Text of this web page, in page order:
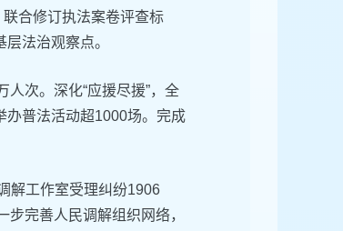
合修订执法案卷评查标
法治观察点。
人次。深化“应援尽援”，全
办普法活动超1000场。完成
解工作室受理纠纷1906
完善人民调解组织网络，